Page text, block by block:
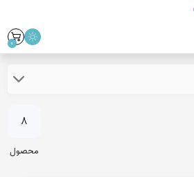
ایران - فارس - کازرون
0
8
محصول